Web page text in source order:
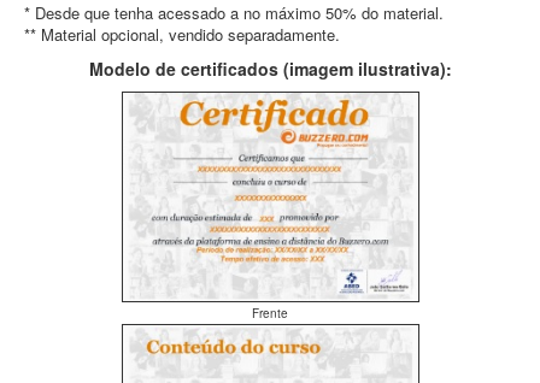
* Desde que tenha acessado a no máximo 50% do material.
** Material opcional, vendido separadamente.
Modelo de certificados (imagem ilustrativa):
Frente